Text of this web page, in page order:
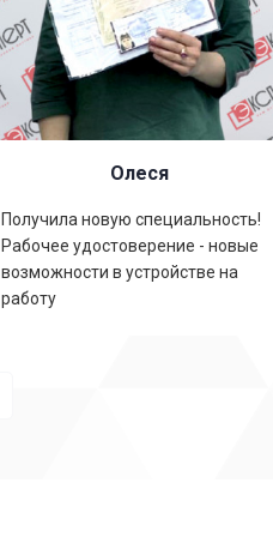
Олеся
Получила новую специальность!
Рабочее удостоверение - новые
возможности в устройстве на
работу